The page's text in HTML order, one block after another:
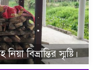
বিভ্রান্তির স্মৃষ্টি।